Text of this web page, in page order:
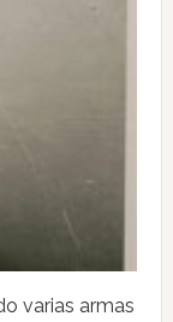
varias armas